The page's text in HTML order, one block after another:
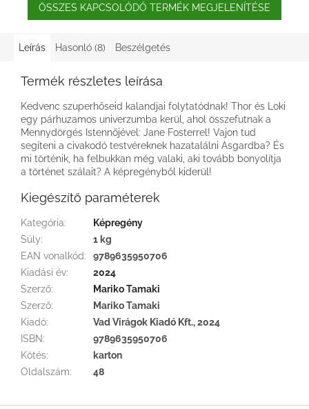
ÖSSZES KAPCSOLÓDÓ TERMÉK MEGJELENÍTÉSE
Leírás Hasonló (8) Beszélgetés
Termék részletes leírása
Kedvenc szuperhőseid kalandjai folytatódnak! Thor és Loki
egy párhuzamos univerzumba kerül, ahol összefutnak a
Mennydörgés Istennőjével: Jane Fosterrel! Vajon tud
segíteni a civakodó testvéreknek hazatalálni Asgardba? És
mi történik, ha felbukkan még valaki, aki tovább bonyolítja
a történet szálait? A képregényből kiderül!
Kiegészítő paraméterek
Kategória:
Képregény
Súly:
1 kg
EAN vonalkód:
9789635950706
Kiadási év:
2024
Szerző:
Mariko Tamaki
Szerző:
Mariko Tamaki
Kiadó:
Vad Virágok Kiadó Kft., 2024
ISBN:
9789635950706
Kötés:
karton
Oldalszám: 48